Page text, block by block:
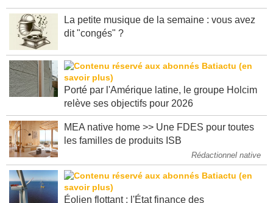
La petite musique de la semaine : vous avez
Porté par l'Amérique latine, le groupe Holcim
MEA native home >> Une FDES pour toutes
Rédactionnel native